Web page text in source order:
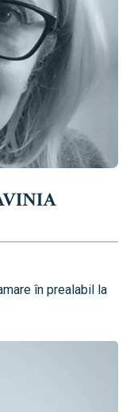
în prealabil la